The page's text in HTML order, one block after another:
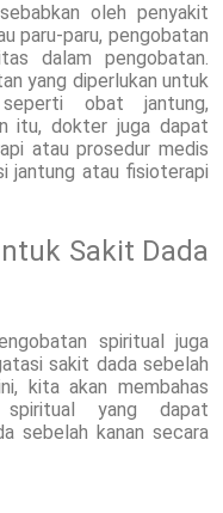
oleh penyakit
paru-paru, pengobatan
dalam pengobatan.
yang diperlukan untuk
obat jantung,
itu, dokter juga dapat
atau prosedur medis
jantung atau fisioterapi
Sakit Dada
spiritual juga
sakit dada sebelah
kita akan membahas
spiritual yang dapat
sebelah kanan secara